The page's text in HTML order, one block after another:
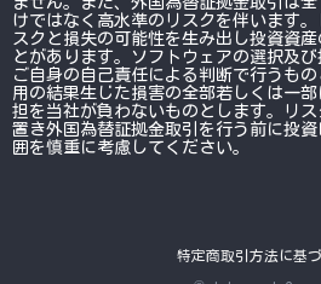
けではなく高水準のリスクを伴います
スクと損失の可能性を生み出し投資資
とがあります。ソフトウェアの選択及
ご自身の自己責任による判断で行うも
用の結果生じた損害の全部若しくは一
担を当社が負わないものとします。リ
置き外国為替証拠金取引を行う前に投
囲を慎重に考慮してください。
特定商取引方法に基